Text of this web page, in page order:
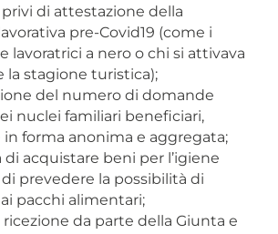
di attestazione della
pre-Covid19 (come i
lavoratrici a nero o chi si attivava
la stagione turistica);
del numero di domande
nuclei familiari beneficiari,
forma anonima e aggregata;
di acquistare beni per l’igiene
prevedere la possibilità di
pacchi alimentari;
ricezione da parte della Giunta e